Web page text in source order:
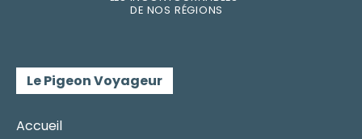
DE NOS RÉGIONS
Le Pigeon Voyageur
Accueil